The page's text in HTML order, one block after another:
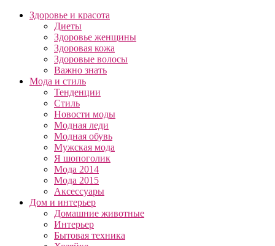
Здоровье и красота
Диеты
Здоровье женщины
Здоровая кожа
Здоровые волосы
Важно знать
Мода и стиль
Тенденции
Стиль
Новости моды
Модная леди
Модная обувь
Мужская мода
Я шопоголик
Мода 2014
Мода 2015
Аксессуары
Дом и интерьер
Домашние животные
Интерьер
Бытовая техника